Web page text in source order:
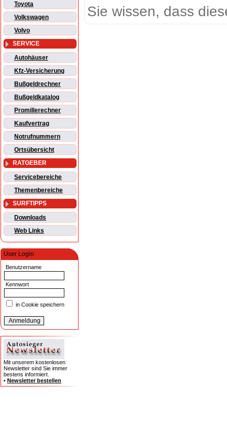
Toyota
Volkswagen
Volvo
SERVICE
Autohäuser
Kfz-Versicherung
Bußgeldrechner
Bußgeldkatalog
Promillerechner
Kaufvertrag
Notrufnummern
Ortsübersicht
RATGEBER
Servicebereiche
Themenbereiche
SURFTIPPS
Downloads
Web Links
User Login
Benutzername
Kennwort
in Cookie speichern
Mit unserem kostenlosen
Newsletter sind Sie immer
bestens informiert.
• Newsletter bestellen
Sie wissen, dass